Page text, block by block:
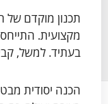
תכנון מוקדם של
מקצועית.
בעתיד. למשל,
הכנה יסודית